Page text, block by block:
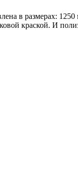
в размерах:
краской. И